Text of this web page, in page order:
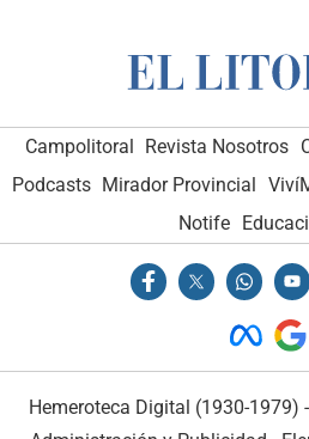
Campolitoral Revista Nosotros
Podcasts Mirador Provincial
Notife
Hemeroteca Digital (1930-1979) -